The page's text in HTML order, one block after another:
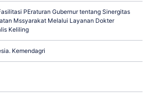
PEraturan Gubernur tentang Sinergitas
Mssyarakat Melalui Layanan Dokter
Keliling
Kemendagri